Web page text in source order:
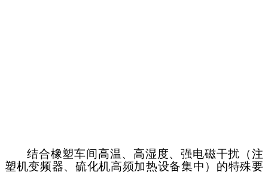
结合橡塑车间高温、高湿度、强电磁干扰（注
塑机变频器、硫化机高频加热设备集中）的特殊要